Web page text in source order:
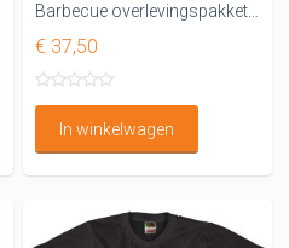
€ 37,50
In winkelwagen